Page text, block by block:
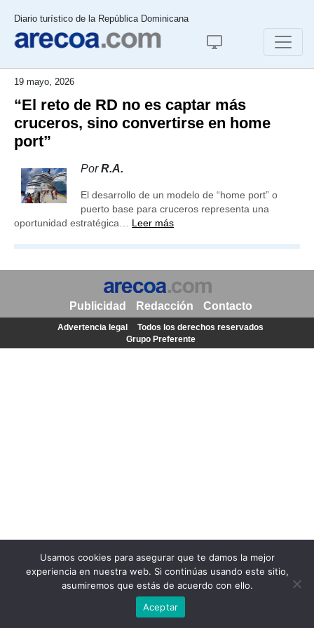
Diario turístico de la República Dominicana
19 mayo, 2026
“El reto de RD no es captar más
cruceros, sino convertirse en home
port”
PorR.A.
El desarrollo de un modelo de “home port” o
puerto base para cruceros representa una
oportunidad estratégica… Leer más
Usamos cookies para asegurar que te damos la mejor
experiencia en nuestra web. Si continúas usando este sitio,
asumiremos que estás de acuerdo con ello.
Aceptar
Publicidad Redacción Contacto
Advertencia legal
Todos los derechos reservados
Grupo Preferente